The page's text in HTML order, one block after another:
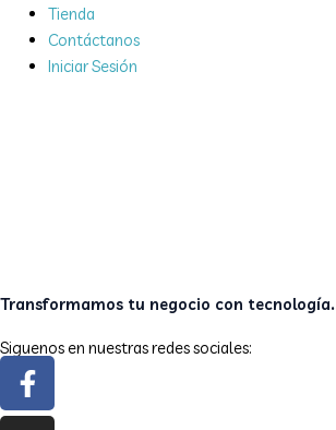
Tienda
Contáctanos
Iniciar Sesión
Transformamos tu negocio con tecnología.
Siguenos en nuestras redes sociales:
Facebook-
f
Instagram
Linkedin
X-
twitter